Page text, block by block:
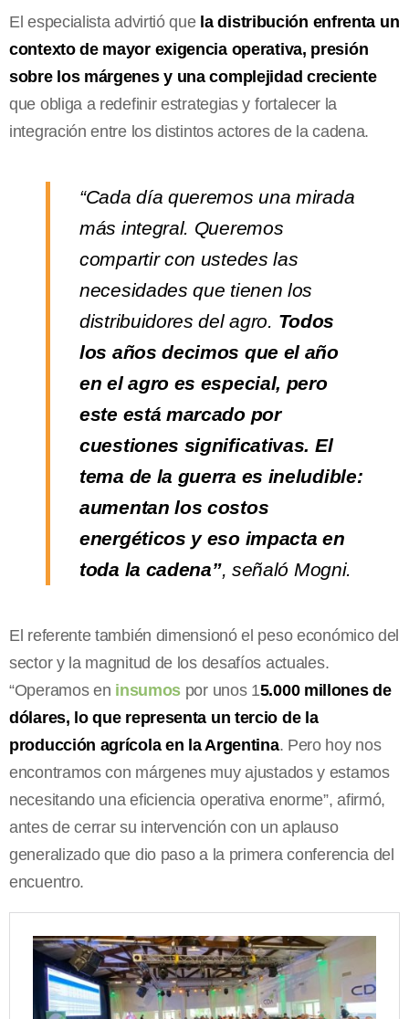
El especialista advirtió que la distribución enfrenta un
contexto de mayor exigencia operativa, presión
sobre los márgenes y una complejidad creciente
que obliga a redefinir estrategias y fortalecer la
integración entre los distintos actores de la cadena.
“Cada día queremos una mirada
más integral. Queremos
compartir con ustedes las
necesidades que tienen los
distribuidores del agro. Todos
los años decimos que el año
en el agro es especial, pero
este está marcado por
cuestiones significativas. El
tema de la guerra es ineludible:
aumentan los costos
energéticos y eso impacta en
toda la cadena”, señaló Mogni.
El referente también dimensionó el peso económico del
sector y la magnitud de los desafíos actuales.
“Operamos en insumos por unos 15.000 millones de
dólares, lo que representa un tercio de la
producción agrícola en la Argentina. Pero hoy nos
encontramos con márgenes muy ajustados y estamos
necesitando una eficiencia operativa enorme”, afirmó,
antes de cerrar su intervención con un aplauso
generalizado que dio paso a la primera conferencia del
encuentro.